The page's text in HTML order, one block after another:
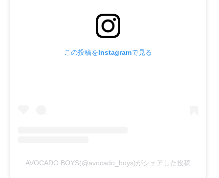
この投稿をInstagramで見る
AVOCADO BOYS(@avocado_boys)がシェアした投稿